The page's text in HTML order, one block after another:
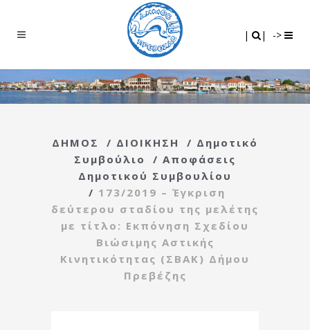
| | ->
ΔΗΜΟΣ / ΔΙΟΙΚΗΣΗ / Δημοτικό
Συμβούλιο
/ Αποφάσεις
Δημοτικού Συμβουλίου
/ 173/2019 – Έγκριση
δεύτερου σταδίου της μελέτης
με τίτλο: Εκπόνηση Σχεδίου
Βιώσιμης Αστικής
Κινητικότητας (ΣΒΑΚ) Δήμου
Πρεβέζης